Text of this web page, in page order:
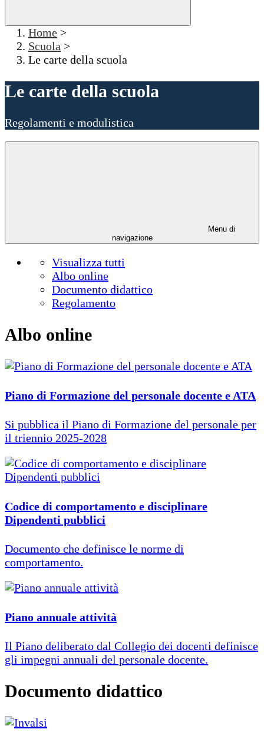
Home >
Scuola >
Le carte della scuola
Le carte della scuola
Regolamenti e modulistica
Menu di
navigazione
Visualizza tutti
Albo online
Documento didattico
Regolamento
Albo online
Piano di Formazione del personale docente e ATA
Si pubblica il Piano di Formazione del personale per
il triennio 2025-2028
Codice di comportamento e disciplinare
Dipendenti pubblici
Documento che definisce le norme di
comportamento.
Piano annuale attività
Il Piano deliberato dal Collegio dei docenti definisce
gli impegni annuali del personale docente.
Documento didattico